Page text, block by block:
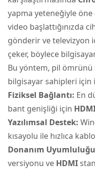
yapma yeteneğiyle öne
video başlattığınızda
gönderir ve televizyon
çeker, böylece
Bu yöntem, pil
bilgisayar sahipleri için
Fiziksel Bağlantı: En
bant genişliği için
Yazılımsal Destek:
kısayolu ile hızlıca
Donanım
versiyonu ve HDMI